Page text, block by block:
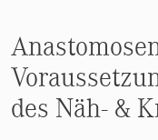
des Näh- &